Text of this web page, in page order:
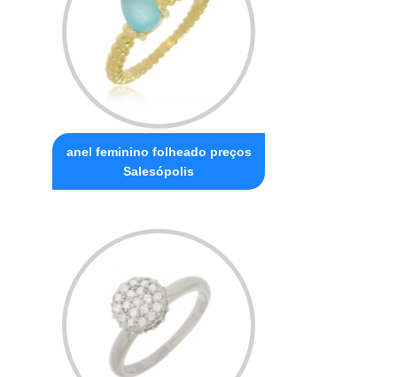
anel feminino folheado preços
Salesópolis